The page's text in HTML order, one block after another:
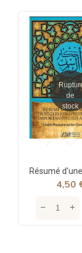
de
stock
4,50